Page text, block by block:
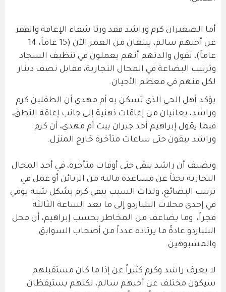
أما الصغيران كرم وراشد فقد ورثا شقاء الإعاقة والفقر
عن أخيهم سالم، يبلغان من العمر الآن (15 عاماً، 14
عاماً)، تقول والدتهم أنهم يعملون في تنظيف السجاد
وترتيب البضاعة في المحال التجارية، مقابل نصف دينار
لكل منهم في معظم الأحيان.
يؤكد أهل الحي الذي تسكن به أم مهدي أن الطفلين كرم
وراشد، يعانيان من إعاقات ذهنية إلى جانب إعاقة النطق،
فيما يقول إبراهيم أحد جيران بيت أم مهدي، أن كرم
وراشد يبقون حتى ساعات متأخرة خارج المنزل.
ويضيف أن راشد يبقى حتى أوقات متأخرة، في أحد المحال
التجارية بحثاً عن مساعدة مالية من الزبائن أو عمل في
ترتيب البضائع، ولذات السبب يبقى كرم بشكل شبه يومي
في إحدى محلات البلياردو إلى ما بعد الساعة الثالثة
فجراً، وما يضاعف من المخاطر بحسب إبراهيم، أن محل
البلياردو عادةً ما يرتاده عدداً من أصحاب السوابق
والمشبوهين.
لا يعرف راشد وكرم كثيراً عن إذا ما كان مستقبلهم
سيكون مختلف عن أخيهم سالم، لكنهم يستيقظان